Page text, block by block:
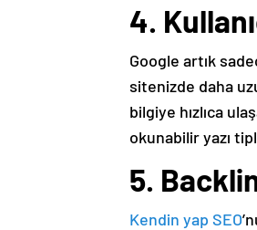
4.
Google artık
sitenizde daha
bilgiye hızlıca
okunabilir yazı
5.
Kendin yap SEO